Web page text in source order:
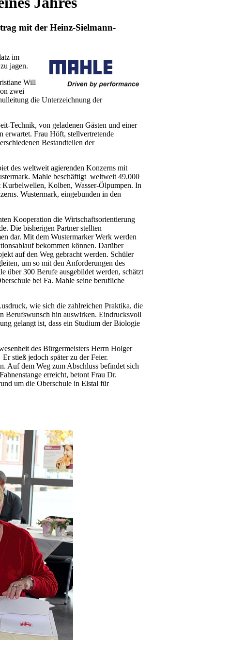
mit der Heinz-Sielmann-
im
jagen.
Will
zwei
die Unterzeichnung der
Technik, von geladenen Gästen und einer
erwartet. Frau Höft, stellvertretende
Bestandteilen der
des weltweit agierenden Konzerns mit
Mahle beschäftigt weltweit 49.000
Kolben, Wasser-Ölpumpen. In
Wustermark, eingebunden in den
Kooperation die Wirtschaftsorientierung
Die bisherigen Partner stellten
dar. Mit dem Wustermarker Werk werden
bekommen können. Darüber
auf den Weg gebracht werden. Schüler
um so mit den Anforderungen des
über 300 Berufe ausgebildet werden, schätzt
bei Fa. Mahle seine berufliche
wie sich die zahlreichen Praktika, die
Berufswunsch hin auswirken. Eindrucksvoll
gelangt ist, dass ein Studium der Biologie
des Bürgermeisters Herrn Holger
stieß jedoch später zu der Feier.
Auf dem Weg zum Abschluss befindet sich
erreicht, betont Frau Dr.
um die Oberschule in Elstal für